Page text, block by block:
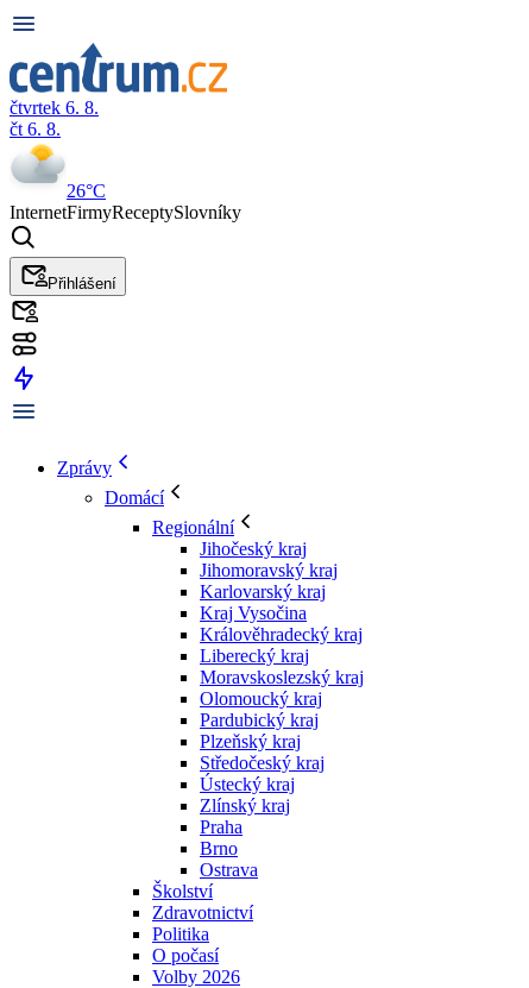
čtvrtek 6. 8.
čt 6. 8.
26°C
InternetFirmyReceptySlovníky
Přihlášení
Zprávy
Domácí
Regionální
Jihočeský kraj
Jihomoravský kraj
Karlovarský kraj
Kraj Vysočina
Králověhradecký kraj
Liberecký kraj
Moravskoslezský kraj
Olomoucký kraj
Pardubický kraj
Plzeňský kraj
Středočeský kraj
Ústecký kraj
Zlínský kraj
Praha
Brno
Ostrava
Školství
Zdravotnictví
Politika
O počasí
Volby 2026